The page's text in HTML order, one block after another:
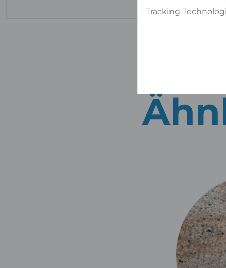
Tracking-